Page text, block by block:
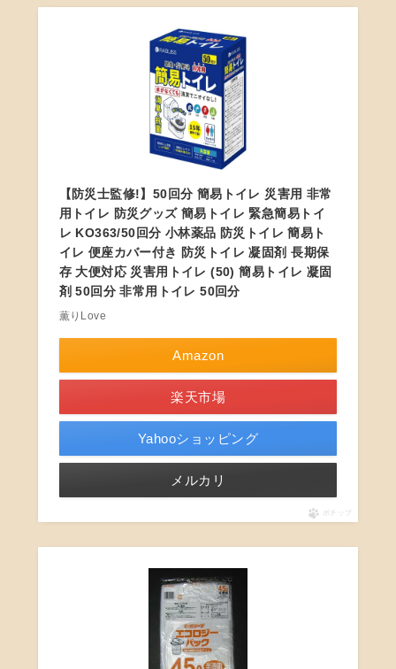
【防災士監修!】50回分 簡易トイレ 災害用 非常
用トイレ 防災グッズ 簡易トイレ 緊急簡易トイ
レ KO363/50回分 小林薬品 防災トイレ 簡易ト
イレ 便座カバー付き 防災トイレ 凝固剤 長期保
存 大便対応 災害用トイレ (50) 簡易トイレ 凝固
剤 50回分 非常用トイレ 50回分
薫りLove
Amazon
楽天市場
Yahooショッピング
メルカリ
ポチップ